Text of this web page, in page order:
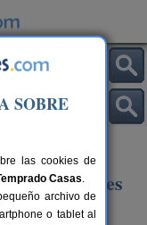
de Cáceres
SOBRE
las cookies de
Casas.
archivo de
o tablet al